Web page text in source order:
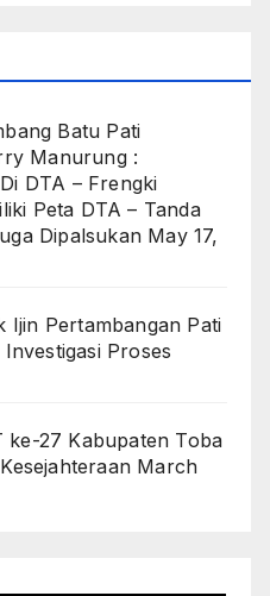
Batu Pati
Manurung :
DTA – Frengki
Peta DTA – Tanda
Dipalsukan May 17,
Ijin Pertambangan Pati
Proses
ke-27 Kabupaten Toba
March